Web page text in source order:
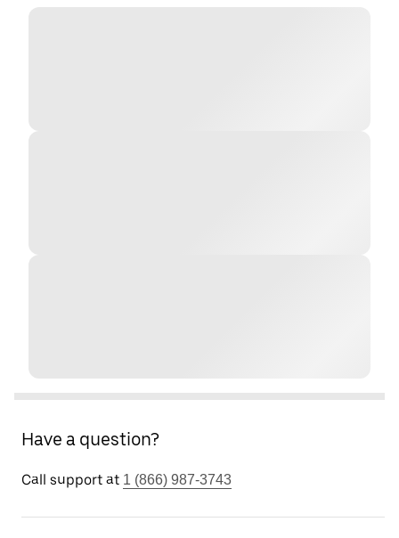
Have a question?
Call support at 1 (866) 987-3743